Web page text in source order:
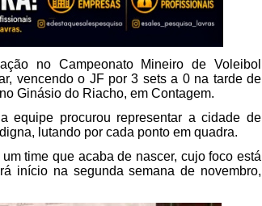
no Campeonato Mineiro de Voleibol
vencendo o JF por 3 sets a 0 na tarde de
Ginásio do Riacho, em Contagem.
equipe procurou representar a cidade de
lutando por cada ponto em quadra.
time que acaba de nascer, cujo foco está
início na segunda semana de novembro,